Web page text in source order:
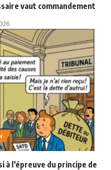
vaut commandement
à l’épreuve du principe de